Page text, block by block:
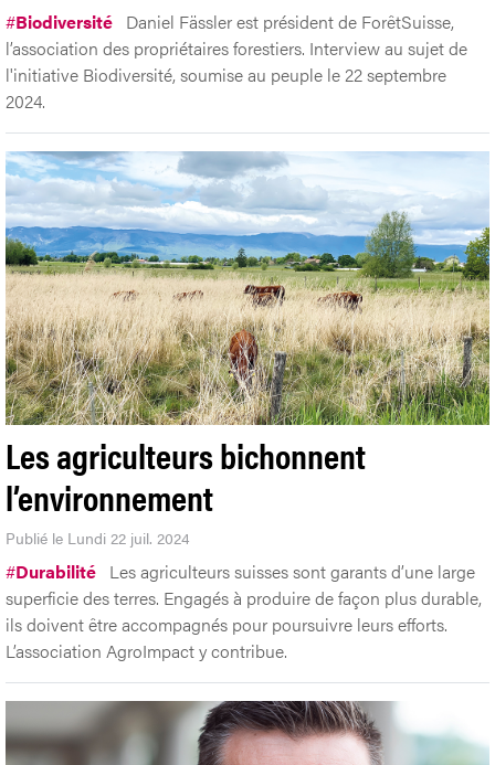
#Biodiversité Daniel Fässler est président de ForêtSuisse,
l’association des propriétaires forestiers. Interview au sujet de
l'initiative Biodiversité, soumise au peuple le 22 septembre
2024.
Les agriculteurs bichonnent
l’environnement
Publié le Lundi 22 juil. 2024
#Durabilité Les agriculteurs suisses sont garants d’une large
superficie des terres. Engagés à produire de façon plus durable,
ils doivent être accompagnés pour poursuivre leurs efforts.
L’association AgroImpact y contribue.